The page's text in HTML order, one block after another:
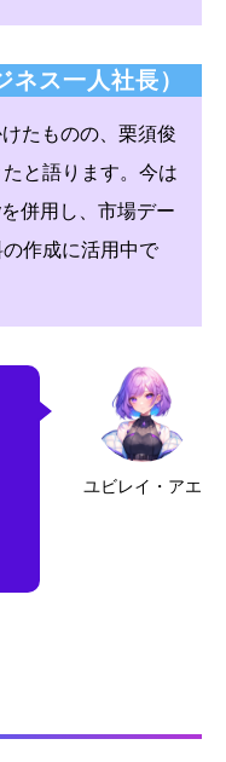
ス一人社長）
たものの、栗須俊
と語ります。今は
併用し、市場デー
作成に活用中で
ユビレイ・アエ